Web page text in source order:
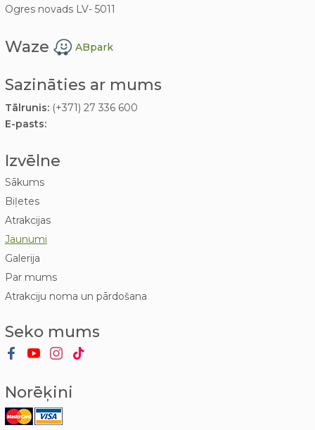
Ogres novads LV- 5011
Waze ABpark
Sazināties ar mums
Tālrunis:(+371) 27 336 600
E-pasts:
Izvēlne
Sākums
Biļetes
Atrakcijas
Jaunumi
Galerija
Par mums
Atrakciju noma un pārdošana
Seko mums
Norēķini